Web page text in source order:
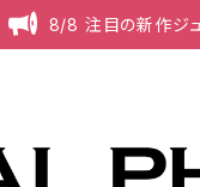
8/8 注目の新作ジュ